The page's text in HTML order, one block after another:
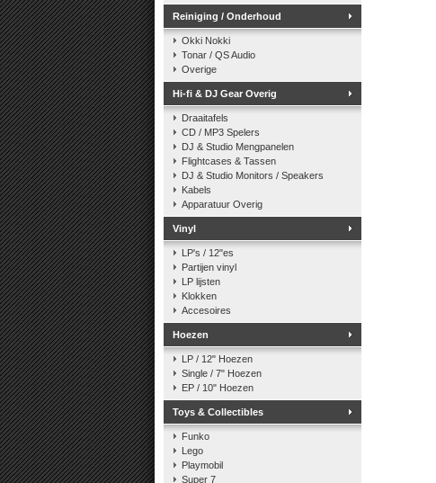
Reiniging / Onderhoud
Okki Nokki
Tonar / QS Audio
Overige
Hi-fi & DJ Gear Overig
Draaitafels
CD / MP3 Spelers
DJ & Studio Mengpanelen
Flightcases & Tassen
DJ & Studio Monitors / Speakers
Kabels
Apparatuur Overig
Vinyl
LP's / 12"es
Partijen vinyl
LP lijsten
Klokken
Accesoires
Hoezen
LP / 12" Hoezen
Single / 7" Hoezen
EP / 10" Hoezen
Toys & Collectibles
Funko
Lego
Playmobil
Super 7